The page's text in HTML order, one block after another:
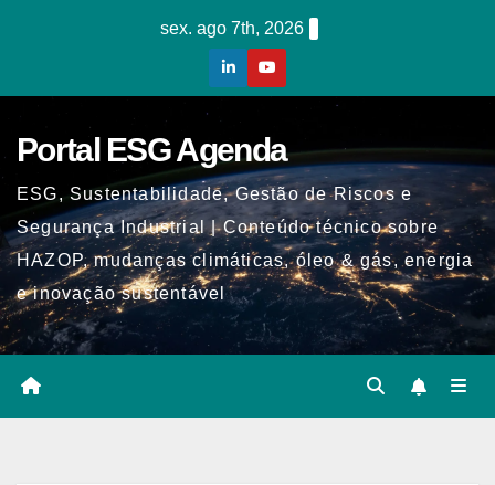
sex. ago 7th, 2026
Portal ESG Agenda
ESG, Sustentabilidade, Gestão de Riscos e
Segurança Industrial | Conteúdo técnico sobre
HAZOP, mudanças climáticas, óleo & gás, energia
e inovação sustentável